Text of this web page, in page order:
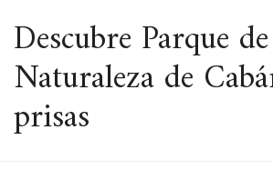
Descubre Parque
Naturaleza de
prisas